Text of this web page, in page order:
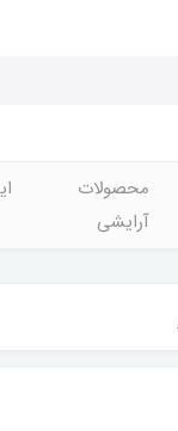
محصولات
آرایشی